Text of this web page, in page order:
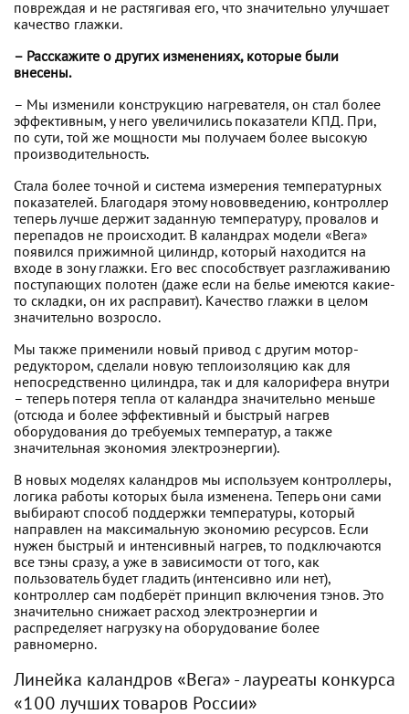
повреждая и не растягивая его, что значительно улучшает
качество глажки.
– Расскажите о других изменениях, которые были
внесены.
– Мы изменили конструкцию нагревателя, он стал более
эффективным, у него увеличились показатели КПД. При,
по сути, той же мощности мы получаем более высокую
производительность.
Стала более точной и система измерения температурных
показателей. Благодаря этому нововведению, контроллер
теперь лучше держит заданную температуру, провалов и
перепадов не происходит. В каландрах модели «Вега»
появился прижимной цилиндр, который находится на
входе в зону глажки. Его вес способствует разглаживанию
поступающих полотен (даже если на белье имеются какие-
то складки, он их расправит). Качество глажки в целом
значительно возросло.
Мы также применили новый привод с другим мотор-
редуктором, сделали новую теплоизоляцию как для
непосредственно цилиндра, так и для калорифера внутри
– теперь потеря тепла от каландра значительно меньше
(отсюда и более эффективный и быстрый нагрев
оборудования до требуемых температур, а также
значительная экономия электроэнергии).
В новых моделях каландров мы используем контроллеры,
логика работы которых была изменена. Теперь они сами
выбирают способ поддержки температуры, который
направлен на максимальную экономию ресурсов. Если
нужен быстрый и интенсивный нагрев, то подключаются
все тэны сразу, а уже в зависимости от того, как
пользователь будет гладить (интенсивно или нет),
контроллер сам подберёт принцип включения тэнов. Это
значительно снижает расход электроэнергии и
распределяет нагрузку на оборудование более
равномерно.
Линейка каландров «Вега» - лауреаты конкурса
«100 лучших товаров России»